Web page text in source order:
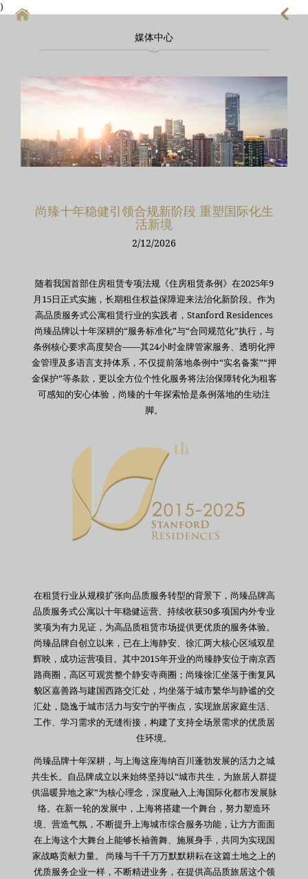
)
首頁
上海酒店式公寓
上海service apartment
上海短租
媒体中心
尚臻十年稳健引领合规新阶段 重塑国际化生
活新境
2/12/2026
随着我国首部住房租赁专项法规《住房租赁条例》在2025年9
月15日正式实施，长期租住权益保障迎来法治化新阶段。作为
高品质服务式公寓租赁行业的实践者，Stanford Residences
尚臻品牌以十年深耕的“服务标准化”与“合同规范化”执行，与
条例核心要求高度契合——其24小时金牌管家服务、透明化押
金管理及多语言支持体系，不仅提前落地条例中“实名备案”“押
金保护”等条款，更以全方位个性化服务将法治保障转化为租客
可感知的安心体验，尚臻的十年探索恰是条例落地的生动注
脚。
在租赁行业从规模扩张向品质服务转型的背景下，尚臻品牌高
品质服务式公寓以十年稳健运营、持续收获50多项国内外专业
奖项为有力见证，为高品质租赁市场提供更优质的服务体验。
尚臻品牌自创立以来，已在上海静安、徐汇两大核心区域双星
辉映，成功运营项目。其中2015年开业的尚臻静安位于南京西
路商圈，高区可观赏整个静安寺商圈；尚臻徐汇坐落于衡复风
貌区嘉善路与建国西路交汇处，均坐落于城市繁华与静谧的交
汇处，隐逸于城市活力与安宁的平衡点，实现旅居家庭生活、
工作、学习需求的无缝衔接，构建了支持全场景需求的优质居
住环境。
尚臻品牌十年深耕，与上海这座海纳百川蓬勃发展的活力之城
共生长‌。自品牌成立以来始终坚持以“城市共生，为旅居人群提
供温暖异地之家”为核心理念，深度融入上海国际化都市发展脉
络。在新一轮的发展中，上海将搭建一个舞台，努力塑造环
境、营造气氛，不断提升上海城市综合服务功能，让方方面面
在上海这个大舞台上能够长袖善舞、施展身手，共同为实现国
家战略贡献力量。 尚臻与千千万万默默耕耘在这篇土地之上的
优质服务企业一样，不断精进业务，在提供高品质旅居这个领